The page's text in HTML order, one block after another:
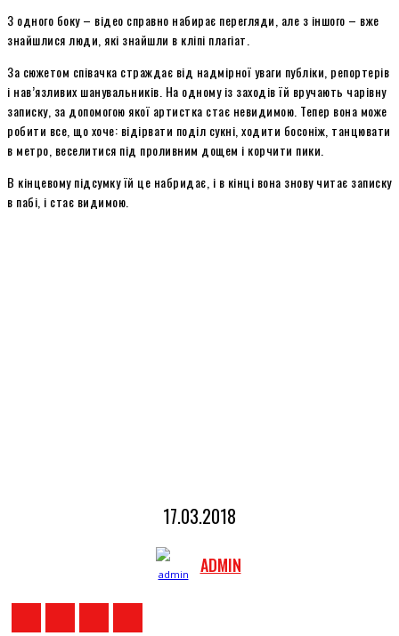
З одного боку – відео справно набирає перегляди, але з іншого – вже
знайшлися люди, які знайшли в кліпі плагіат.
За сюжетом співачка страждає від надмірної уваги публіки, репортерів
і нав’язливих шанувальників. На одному із заходів їй вручають чарівну
записку, за допомогою якої артистка стає невидимою. Тепер вона може
робити все, що хоче: відірвати поділ сукні, ходити босоніж, танцювати
в метро, ​​веселитися під проливним дощем і корчити пики.
В кінцевому підсумку їй це набридає, і в кінці вона знову читає записку
в пабі, і стає видимою.
17.03.2018
ADMIN